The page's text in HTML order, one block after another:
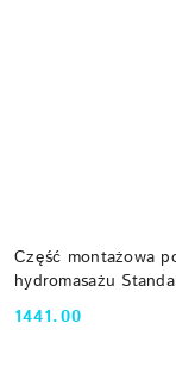
Część montażowa
hydromasażu
Fitstar
Cena:
1441.00